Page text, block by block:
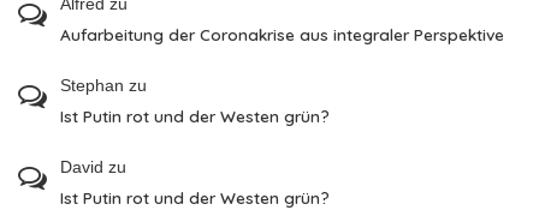
Aufarbeitung der Coronakrise aus integraler Perspektive
Stephan zu
Ist Putin rot und der Westen grün?
David zu
Ist Putin rot und der Westen grün?